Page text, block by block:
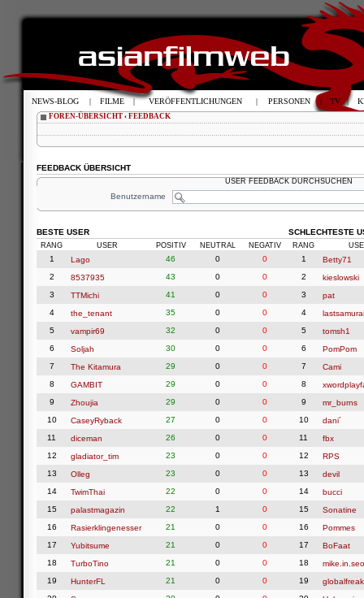
FOREN-ÜBERSICHT ‹ FEEDBACK
FEEDBACK ÜBERSICHT
USER FEEDBACK DURCHSUCHEN
Benutzername
BESTE USER
RANG USER POSITIV NEUTRAL NEGATIV
1 Lago 46 0
0
2
8537935 43 0
0
3
TTMichi 41 0
0
4
the_tenant 35 0
0
5
vampir69 32 0
0
6
Soljah 30 0
0
7
The Kitamura 29 0
0
8
GAMBIT 29 0
0
9
Zhoujia 29 0
0
10
CaseyRyback 27 0
0
11
diceman 26 0
0
12
gladiator_tim 23 0
0
13
Olleg 23 0
0
14
TwimThai 22 0
0
15
palastmagazin 22 1
0
16
Rasierklingenesser 21 0
0
17
Yubitsume 21 0
0
18
TurboTino 21 0
0
19
HunterFL 21 0
0
SCHLECHTESTE
RANG
1
Betty71
2
kieslowski
3
pat
4
5
tomsh1
6
PomPom
7
Cami
8
9
mr_burns
10
dani´
11
fbx
12
RPS
13
devil
14
bucci
15
Sonatine
16
Pommes
17
BoFaat
18
19
globalfreak
NEWS-BLOG | FILME | VERÖFFENTLICHUNGEN | PERSONEN | TV |